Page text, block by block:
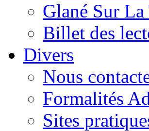
Glané Sur
Billet des
Divers
Nous
Formalités
Sites